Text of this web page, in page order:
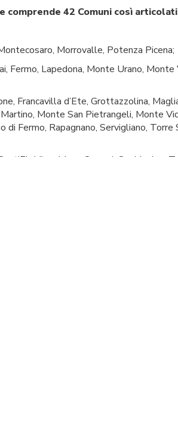
comprende 42 Comuni così
Morrovalle, Potenza Picena;
Fermo, Lapedona, Monte Urano,
Francavilla d’Ete, Grottazzolina,
Monte San Pietrangeli, Monte
di Fermo, Rapagnano, Servigliano,
a Mare; Comuni: Corridonia e